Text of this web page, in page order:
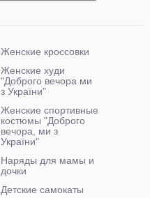
Женские кроссовки
Женские худи
"Доброго вечора ми
з України"
Женские спортивные
костюмы "Доброго
вечора, ми з
України"
Наряды для мамы и
дочки
Детские самокаты